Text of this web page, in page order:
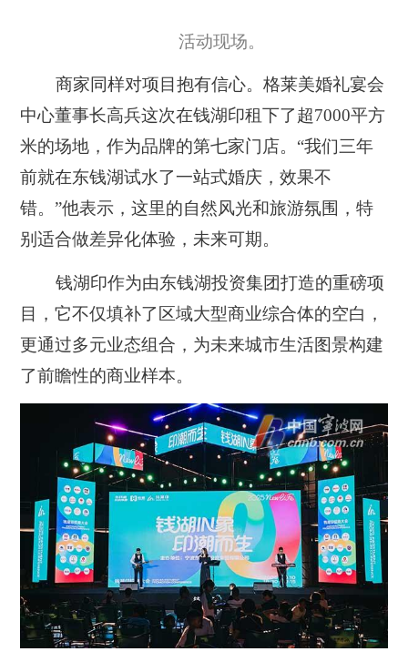
活动现场。
商家同样对项目抱有信心。格莱美婚礼宴会
中心董事长高兵这次在钱湖印租下了超7000平方
米的场地，作为品牌的第七家门店。“我们三年
前就在东钱湖试水了一站式婚庆，效果不
错。”他表示，这里的自然风光和旅游氛围，特
别适合做差异化体验，未来可期。
钱湖印作为由东钱湖投资集团打造的重磅项
目，它不仅填补了区域大型商业综合体的空白，
更通过多元业态组合，为未来城市生活图景构建
了前瞻性的商业样本。